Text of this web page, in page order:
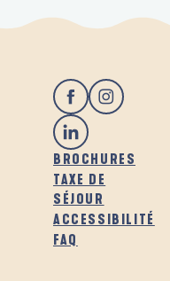
BROCHURES
TAXE DE
SÉJOUR
ACCESSIBILITÉ
FAQ